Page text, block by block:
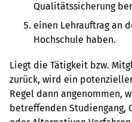
Qualitätssicherung
einen Lehrauftrag an
Hochschule haben.
Liegt die Tätigkeit bzw.
zurück, wird ein
Regel dann angenommen,
betreffenden Studiengang,